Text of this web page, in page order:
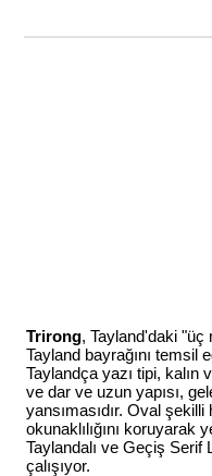
Trirong, Tayland'daki "üç
Tayland bayrağını temsil
Taylandça yazı tipi,
ve dar ve uzun yapısı,
yansımasıdır. Oval
okunaklılığını koruyarak
Taylandalı ve Geçiş Serif
çalışıyor.